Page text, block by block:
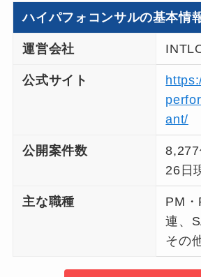
ハイパフォコンサルの基本情
運営会社
公式サイト
ant/
公開案件数
8,277
26日
主な職種
PM
連、
その